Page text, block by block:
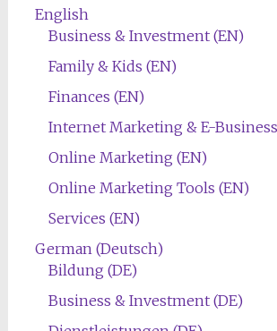
English
Business & Investment (EN)
Family & Kids (EN)
Finances (EN)
Internet Marketing & E-
Online Marketing (EN)
Online Marketing Tools (EN)
Services (EN)
German (Deutsch)
Bildung (DE)
Business & Investment (DE)